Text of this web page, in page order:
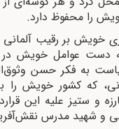
را محفوظ دارد.
خویش بر رقیب آلمانى
دست عوامل خویش
به فکر حسن
که کشور خویش را
و ستیز علیه این
و شهید مدرس